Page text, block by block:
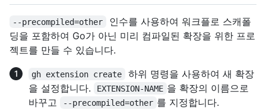
--precompiled=other
인수를 사용하여 워크플로 스캐폴
딩을 포함하여 Go가 아닌 미리 컴파일된 확장을 위한 프로
젝트를 만들 수 있습니다.
gh extension create
하위 명령을 사용하여 새 확장
을 설정합니다.
EXTENSION-NAME 을 확장의 이름으로
바꾸고
--precompiled=other 를 지정합니다.